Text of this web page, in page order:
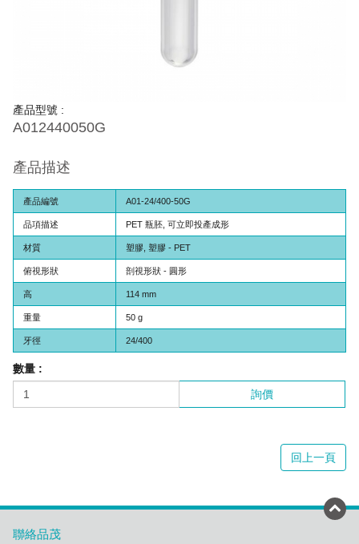
產品型號 :
A012440050G
產品描述
產品編號 A01-24/400-50G
品項描述 PET 瓶胚, 可立即投產成形
材質 塑膠, 塑膠 - PET
俯視形狀 剖視形狀 - 圓形
高 114 mm
重量 50 g
牙徑 24/400
數量 :
詢價
回上一頁
聯絡品茂